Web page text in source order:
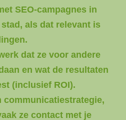
SEO-campagnes in
als dat relevant is
dat ze voor andere
en wat de resultaten
(inclusief ROI).
communicatiestrategie,
ze contact met je